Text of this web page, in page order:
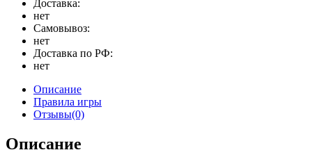
Доставка:
нет
Самовывоз:
нет
Доставка по РФ:
нет
Описание
Правила игры
Отзывы(0)
Описание